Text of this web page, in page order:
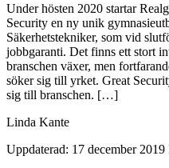
Under hösten 2020 startar
Security en ny unik
Säkerhetstekniker, som vid
jobbgaranti. Det finns ett stort
branschen växer, men
söker sig till yrket. Great
sig till branschen. […]
Linda Kante
Uppdaterad: 17 december 2019